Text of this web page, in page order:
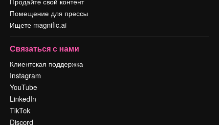
Помещение для прессы
Ищете magnific.ai
Связаться с нами
Клиентская поддержка
Instagram
YouTube
LinkedIn
TikTok
Discord